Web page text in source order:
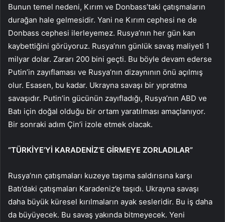
Bunun temel nedeni, Kırım ve Donbass’taki çatışmaların
durağan hale gelmesidir. Yani ne Kırım cephesi ne de
Donbass cephesi ilerleyemez. Rusya’nın her gün kan
kaybettiğini görüyoruz. Rusya’nın günlük savaş maliyeti 1
milyar dolar. Zararı 200 bini geçti. Bu böyle devam ederse
Putin’in zayıflaması ve Rusya’nın dizaynının önü açılmış
olur. Esasen, bu kadar. Ukrayna savaşı bir yıpratma
savaşıdır. Putin’in gücünün zayıfladığı, Rusya’nın ABD ve
Batı için doğal olduğu bir ortam yaratılması amaçlanıyor.
Bir sonraki adım Çin’i izole etmek olacak.
“TÜRKİYE’Yİ KARADENİZ’E GİRMEYE ZORLADILAR”
Rusya’nın çatışmaları kuzeye taşıma saldırısına karşı
Batı’daki çatışmaları Karadeniz’e taşıdı. Ukrayna savaşı
daha büyük küresel kırılmaların ayak sesleridir. Bu iş daha
da büyüyecek. Bu savaş yakında bitmeyecek. Yeni